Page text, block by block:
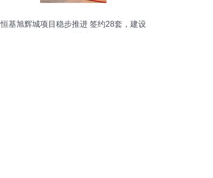
恒基旭辉城项目稳步推进 签约28套，建设